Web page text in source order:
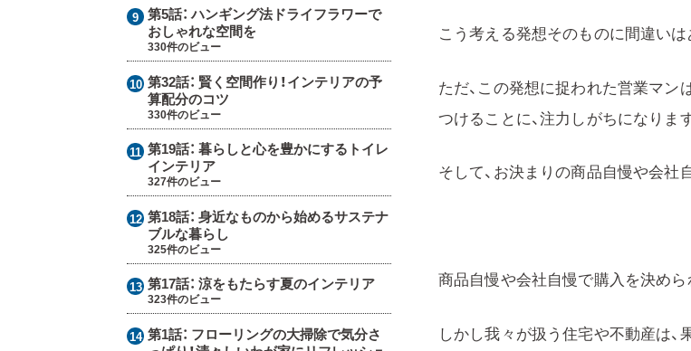
こう考える発想そのものに間違いは
ただ、この発想に捉われた営業マン
つけることに、注力しがちになります
そして、お決まりの商品自慢や会社
商品自慢や会社自慢で購入を決め
しかし我々が扱う住宅や不動産は
第5話：ハンギング法ドライフラワーで
おしゃれな空間を
330件のビュー
第32話： 賢く空間作り！インテリアの予
算配分のコツ
330件のビュー
第19話： 暮らしと心を豊かにするトイレ
インテリア
327件のビュー
第18話： 身近なものから始めるサステナ
ブルな暮らし
325件のビュー
第17話： 涼をもたらす夏のインテリア
323件のビュー
第1話： フローリングの大掃除で気分さ